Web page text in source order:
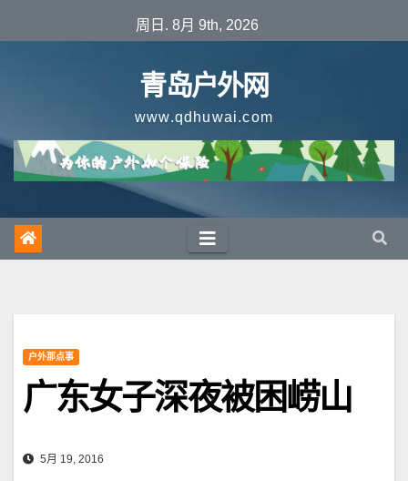
至
周日. 8月 9th, 2026
青岛户外网
www.qdhuwai.com
户外那点事
广东女子深夜被困崂山
5月 19, 2016